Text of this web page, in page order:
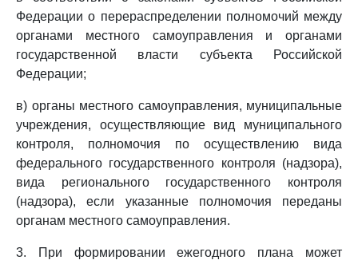
Федерации о перераспределении полномочий между
органами местного самоуправления и органами
государственной власти субъекта Российской
Федерации;
в) органы местного самоуправления, муниципальные
учреждения, осуществляющие вид муниципального
контроля, полномочия по осуществлению вида
федерального государственного контроля (надзора),
вида регионального государственного контроля
(надзора), если указанные полномочия переданы
органам местного самоуправления.
3. При формировании ежегодного плана может